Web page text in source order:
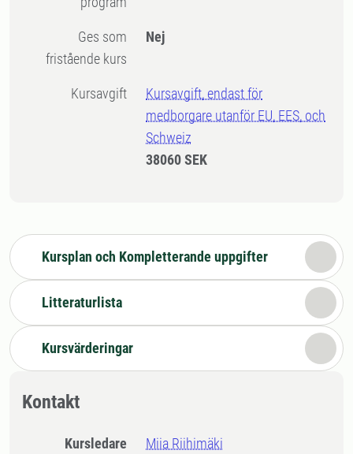
Ges som
fristående kurs
Nej
Kursavgift
Kursavgift, endast för
medborgare utanför EU, EES, och
Schweiz
38060 SEK
Kursplan och Kompletterande uppgifter
Litteraturlista
Kursvärderingar
Kontakt
Kursledare
Miia Riihimäki